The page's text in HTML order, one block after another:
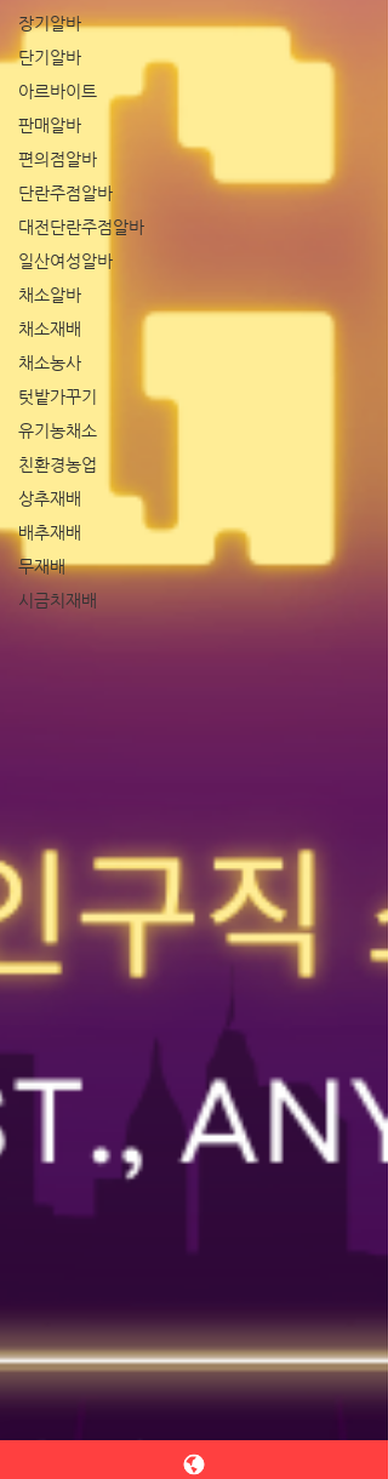
장기알바
단기알바
아르바이트
판매알바
편의점알바
단란주점알바
대전단란주점알바
일산여성알바
채소알바
채소재배
채소농사
텃밭가꾸기
유기농채소
친환경농업
상추재배
배추재배
무재배
시금치재배